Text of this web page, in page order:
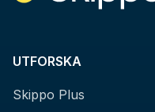
UTFORSKA
Skippo Plus